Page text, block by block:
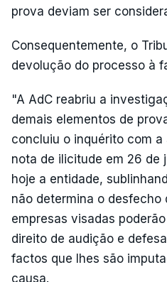
prova deviam ser
Consequentemente, o
devolução do processo à
"A AdC reabriu a
demais elementos de
concluiu o inquérito com
nota de ilicitude em 26 de
hoje a entidade,
não determina o desfecho
empresas visadas
direito de audição e
factos que lhes são
causa.